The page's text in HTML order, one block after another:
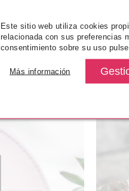
Este sitio web utiliza cookies
relacionada con sus preferencias
consentimiento sobre su uso
Más información